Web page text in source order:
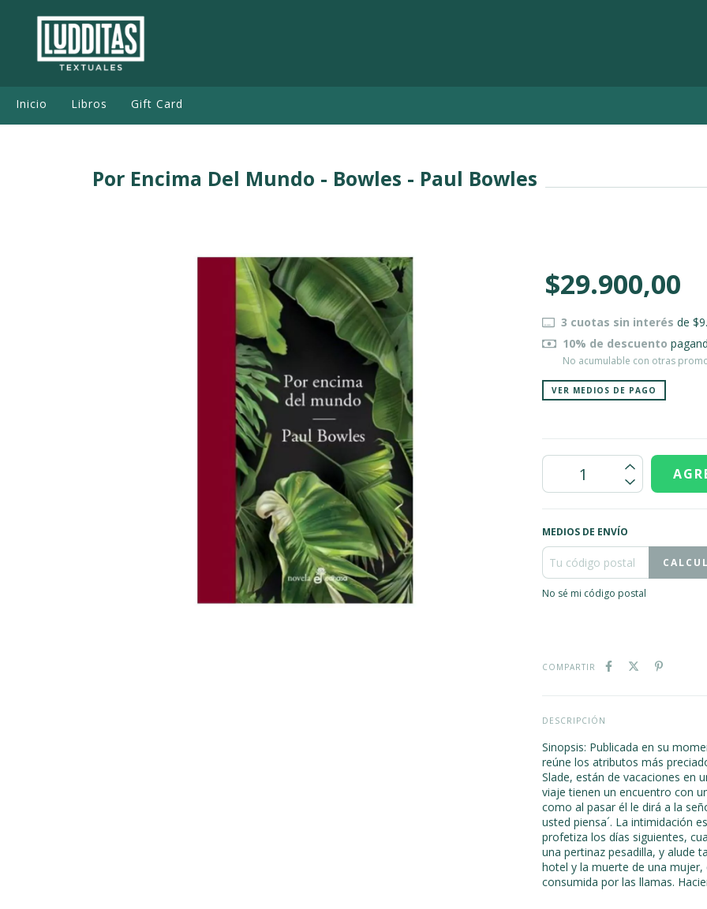
Inicio Libros Gift Card
Por Encima Del Mundo - Bowles - Paul Bowles
$29.900,00
3 cuotas sin interés de
10% de descuento
No acumulable con otras
VER MEDIOS DE PAGO
MEDIOS DE ENVÍO
No sé mi código postal
COMPARTIR
DESCRIPCIÓN
Sinopsis: Publicada en su
reúne los atributos más
Slade, están de vacaciones en
viaje tienen un encuentro con
como al pasar él le dirá a la
usted piensa´. La intimidación
profetiza los días siguientes,
una pertinaz pesadilla, y alude
hotel y la muerte de una
consumida por las llamas.